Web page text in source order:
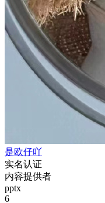
是欧仔吖
实名认证
内容提供者
pptx
6